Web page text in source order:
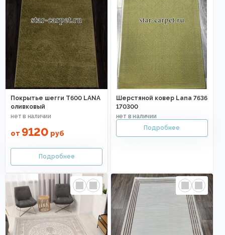
Покрытье шегги T600 LANA
оливковый
от 9120 руб
Шерстяной ковер Lana 7636
170300